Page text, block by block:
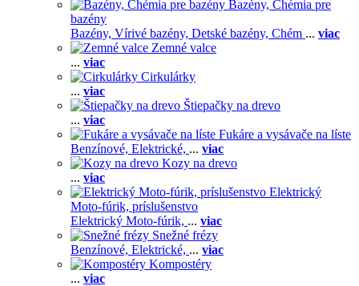
Bazény, Chémia pre
bazény
Bazény, Vírivé bazény, Detské bazény, Chém ... viac
Zemné valce
... viac
Cirkulárky
... viac
Štiepačky na drevo
... viac
Fukáre a vysávače na líste
Benzínové, Elektrické, ... viac
Kozy na drevo
... viac
Elektrický
Moto-fúrik, príslušenstvo
Elektrický Moto-fúrik, ... viac
Snežné frézy
Benzínové, Elektrické, ... viac
Kompostéry
... viac